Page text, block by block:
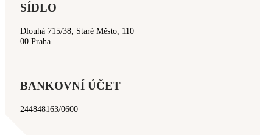
SÍDLO
Dlouhá 715/38, Staré Město, 110
00 Praha
BANKOVNÍ ÚČET
244848163/0600